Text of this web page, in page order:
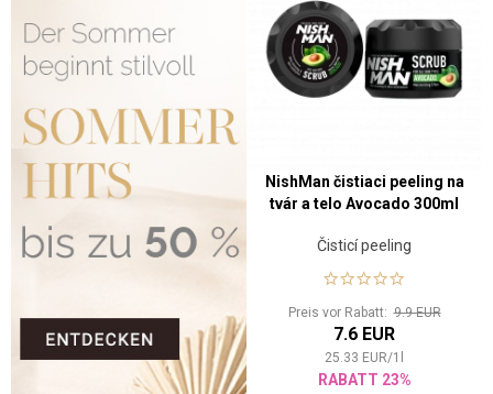
NishMan čistiaci peeling na
tvár a telo Avocado 300ml
Čisticí peeling
Preis vor Rabatt:9.9 EUR
7.6 EUR
25.33 EUR/1
RABATT 23%